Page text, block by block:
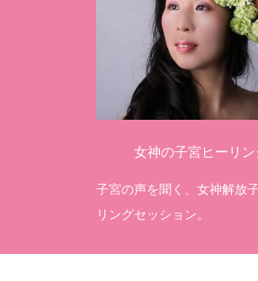
女神の子宮ヒーリング
子宮の声を聞く、女神解放子宮ヒー
リングセッション。